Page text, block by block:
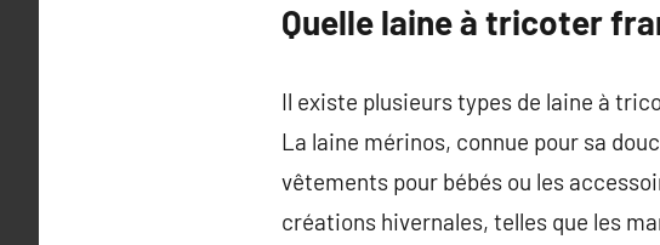
Quelle laine à tricoter
Il existe plusieurs types de laine à
La laine mérinos, connue pour sa
vêtements pour bébés ou les
créations hivernales, telles que les